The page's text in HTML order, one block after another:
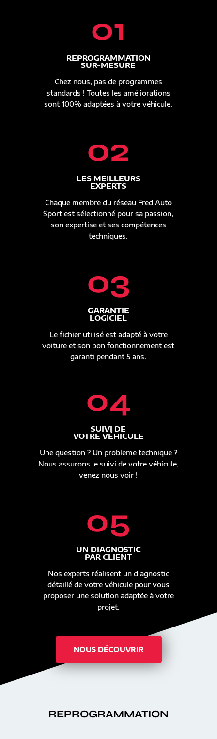
01
REPROGRAMMATION
SUR-MESURE
Chez nous, pas de programmes
standards ! Toutes les améliorations
sont 100% adaptées à votre véhicule.
02
LES MEILLEURS
EXPERTS
Chaque membre du réseau Fred Auto
Sport est sélectionné pour sa passion,
son expertise et ses compétences
techniques.
03
GARANTIE
LOGICIEL
Le fichier utilisé est adapté à votre
voiture et son bon fonctionnement est
garanti pendant 5 ans.
04
SUIVI DE
VOTRE VÉHICULE
Une question ? Un problème technique ?
Nous assurons le suivi de votre véhicule,
venez nous voir !
05
UN DIAGNOSTIC
PAR CLIENT
Nos experts réalisent un diagnostic
détaillé de votre véhicule pour vous
proposer une solution adaptée à votre
projet.
NOUS DÉCOUVRIR
REPROGRAMMATION